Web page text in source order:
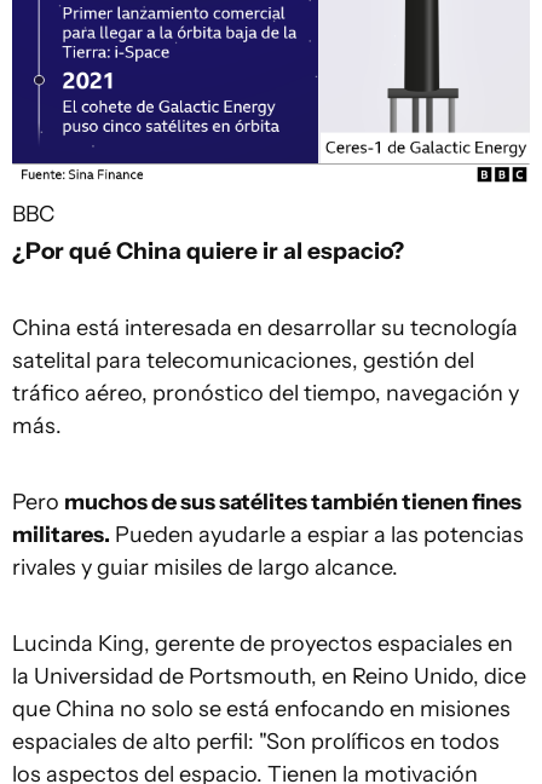
BBC
¿Por qué China quiere ir al espacio?
China está interesada en desarrollar su tecnología
satelital para telecomunicaciones, gestión del
tráfico aéreo, pronóstico del tiempo, navegación y
más.
Pero muchos de sus satélites también tienen fines
militares. Pueden ayudarle a espiar a las potencias
rivales y guiar misiles de largo alcance.
Lucinda King, gerente de proyectos espaciales en
la Universidad de Portsmouth, en Reino Unido, dice
que China no solo se está enfocando en misiones
espaciales de alto perfil: "Son prolíficos en todos
los aspectos del espacio. Tienen la motivación